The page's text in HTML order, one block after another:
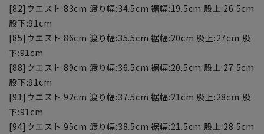
[82]ウエスト:83cm 渡り幅:34.5cm 裾幅:19.5cm 股上:26.5cm
股下:91cm
[85]ウエスト:86cm 渡り幅:35.5cm 裾幅:20cm 股上:27cm 股
下:91cm
[88]ウエスト:89cm 渡り幅:36.5cm 裾幅:20.5cm 股上:27.5cm
股下:91cm
[91]ウエスト:92cm 渡り幅:37.5cm 裾幅:21cm 股上:28cm 股
下:91cm
[94]ウエスト:95cm 渡り幅:38.5cm 裾幅:21.5cm 股上:28.5cm